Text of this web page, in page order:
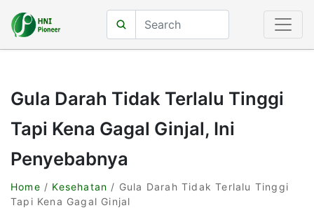
Gula Darah Tidak Terlalu Tinggi
Tapi Kena Gagal Ginjal, Ini
Penyebabnya
Home / Kesehatan / Gula Darah Tidak Terlalu Tinggi
Tapi Kena Gagal Ginjal